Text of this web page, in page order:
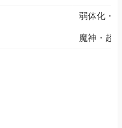
弱体化・
魔神・超